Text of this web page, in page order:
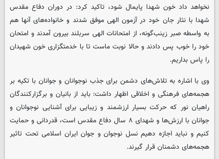
نخواهد داد خون شهدا پایمال شود، تاکید کرد: در دوران دفاع مقدس
شهدا با نثار جان خود در آزمون الهی موفق شدند و خانواده‌های آنها هم
به واسطه صبر زینب‌گونه، از امتحانات الهی سربلند بیرون آمدند و امتحان
خود را خوب پس دادند و حالا نوبت ماست تا با خدمتگزاری خون شهیدان
را پاس بداریم.
وی با اشاره به تلاش‌های دشمن برای جذب نوجوانان و جوانان با تکیه بر
هجمه‌های فرهنگی و اخلاقی اظهار داشت: باید از بانیان و برگزارکنندگان
راهیان نور که حرکت بسیار ارزشمند و زیبایی برای آشنایی نوجوانان و
جوانان با ارزش‌ها و شهدای ۸ سال دفاع مقدس است، قدردانی و حمایت
کنیم و نباید اجازه دهیم نسل نوجوان و جوان ایران اسلامی تحت تاثیر
هجمه‌های دشمنان قرار گیرند.